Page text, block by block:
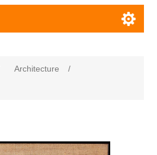
Architecture
/